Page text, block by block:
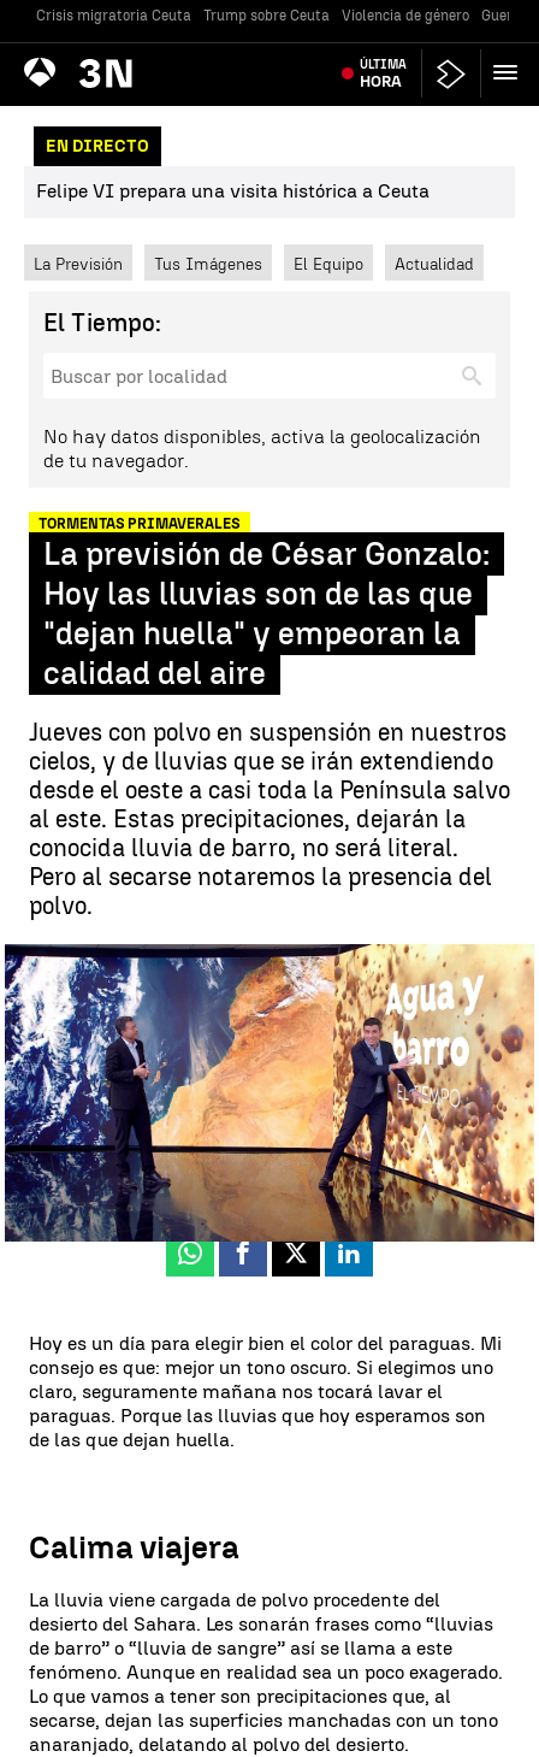
Crisis migratoria Ceuta Trump sobre Ceuta Violencia de género Guerra
Antena
3 Noticias ÚLTIMA
HORA
EN DIRECTO
Felipe VI prepara una visita histórica a Ceuta
La Previsión Tus Imágenes El Equipo Actualidad
El Tiempo:
No hay datos disponibles, activa la geolocalización
de tu navegador.
TORMENTAS PRIMAVERALES
La previsión de César Gonzalo:
Hoy las lluvias son de las que
"dejan huella" y empeoran la
calidad del aire
Jueves con polvo en suspensión en nuestros
cielos, y de lluvias que se irán extendiendo
desde el oeste a casi toda la Península salvo
al este. Estas precipitaciones, dejarán la
conocida lluvia de barro, no será literal.
Pero al secarse notaremos la presencia del
polvo.
Hoy tendremos lluvias de las que dejan huella y empeoran la calida
del aire |Antena3.com
César Gonzalo
Publicado:
15 de febrero de 2024, 10:32
Whatsapp
Facebook
X Linkedin
Hoy es un día para elegir bien el color del paraguas. Mi
consejo es que: mejor un tono oscuro. Si elegimos uno
claro, seguramente mañana nos tocará lavar el
paraguas. Porque las lluvias que hoy esperamos son
de las que dejan huella.
Calima viajera
La lluvia viene cargada de polvo procedente del
desierto del Sahara. Les sonarán frases como “lluvias
de barro” o “lluvia de sangre” así se llama a este
fenómeno. Aunque en realidad sea un poco exagerado.
Lo que vamos a tener son precipitaciones que, al
secarse, dejan las superficies manchadas con un tono
anaranjado, delatando al polvo del desierto.